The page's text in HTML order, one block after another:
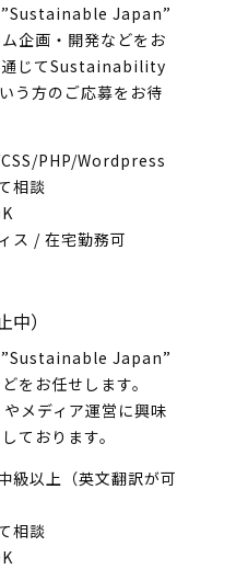
”Sustainable Japan”
企画・開発などをお
通じてSustainability
う方のご応募をお待
PHP/Wordpress
相談
ス / 在宅勤務可
）
”Sustainable Japan”
をお任せします。
メディア運営に興味
ております。
級以上（英文翻訳が可
相談